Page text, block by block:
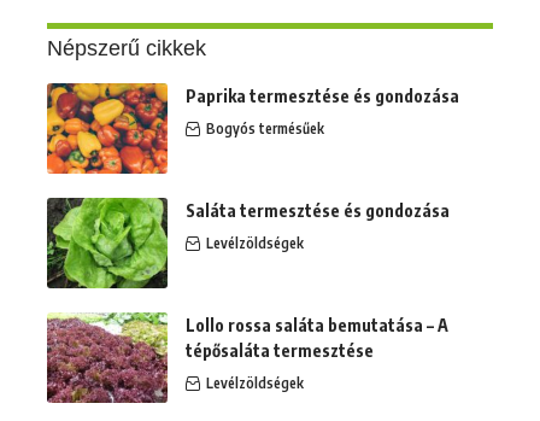
Népszerű cikkek
Paprika termesztése és gondozása
Bogyós termésűek
Saláta termesztése és gondozása
Levélzöldségek
Lollo rossa saláta bemutatása – A
tépősaláta termesztése
Levélzöldségek